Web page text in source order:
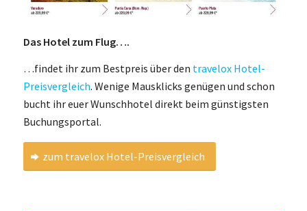
Das Hotel zum Flug….
…findet ihr zum Bestpreis über den travelox Hotel-
Preisvergleich. Wenige Mausklicks genügen und schon
bucht ihr euer Wunschhotel direkt beim günstigsten
Buchungsportal.
zum travelox Hotel-Preisvergleich